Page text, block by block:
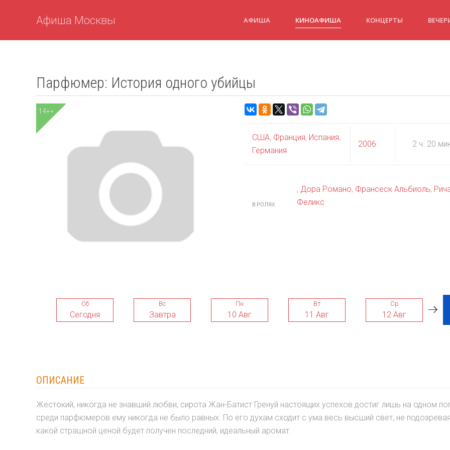
Афиша Москвы АФИША КИНОАФИША КОНЦЕРТЫ
Парфюмер: История одного убийцы
14++
США, Франция, Испания,
Германия
2006 2 ч. 20
В РОЛЯХ
, Дора Романо, Франсеск Альбиоль,
Феликс
Сб
Сегодня
Вс
Завтра
Пн
10 Авг
Вт
11 Авг
Ср
12 Авг
ОПИСАНИЕ
Жестокий, никогда не знавший любви, сирота Жан-Батист Гренуй настоящих успехов достиг лишь на одном
среди парфюмеров ему никогда не было равных. По его духам сходит с ума весь высший свет, не
какой страшной ценой будет получен последний, идеальный аромат.